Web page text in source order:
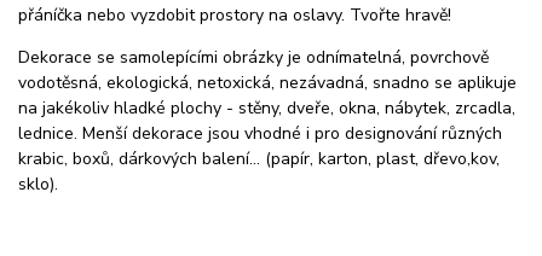
přáníčka nebo vyzdobit prostory na oslavy. Tvořte hravě!
Dekorace se samolepícími obrázky je odnímatelná, povrchově
vodotěsná, ekologická, netoxická, nezávadná, snadno se aplikuje
na jakékoliv hladké plochy - stěny, dveře, okna, nábytek, zrcadla,
lednice. Menší dekorace jsou vhodné i pro designování různých
krabic, boxů, dárkových balení... (papír, karton, plast, dřevo,kov,
sklo).